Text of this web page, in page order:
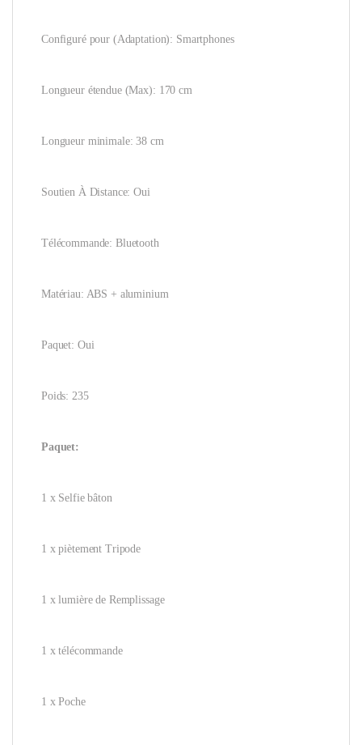
Configuré pour (Adaptation): Smartphones
Longueur étendue (Max): 170 cm
Longueur minimale: 38 cm
Soutien À Distance: Oui
Télécommande: Bluetooth
Matériau: ABS + aluminium
Paquet: Oui
Poids: 235
Paquet:
1 x Selfie bâton
1 x piètement Tripode
1 x lumière de Remplissage
1 x télécommande
1 x Poche